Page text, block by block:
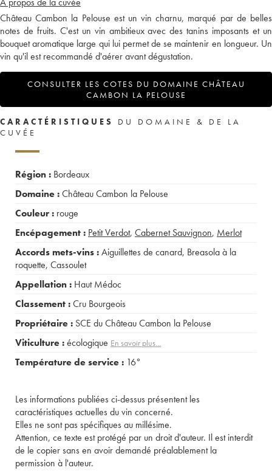
Château Cambon la Pelouse est un vin charnu, marqué par de belles
notes de fruits. C'est un vin ambitieux avec des tanins imposants et un
bouquet aromatique large qui lui permet de se maintenir en longueur. Un
vin qu'il est recommandé d'aérer avant dégustation.
CONSULTER LES COTES DU DOMAINE CHÂTEAU
CAMBON LA PELOUSE
CARACTÉRISTIQUES
DU DOMAINE & DE LA
CUVÉE
Région : Bordeaux
Domaine :Château Cambon la Pelouse
Couleur : rouge
Encépagement : Petit Verdot, Cabernet Sauvignon, Merlot
Accords mets-vins :Aiguillettes de canard, Breasola à la
roquette, Cassoulet
Appellation : Haut Médoc
Classement :Cru Bourgeois
Propriétaire : SCE du Château Cambon la Pelouse
Viticulture :écologique En savoir plus...
Température de service : 16°
Les informations publiées ci-dessus présentent les
caractéristiques actuelles du vin concerné.
Elles ne sont pas spécifiques au millésime.
Attention, ce texte est protégé par un droit d'auteur. Il est interdit
de le copier sans en avoir demandé préalablement la
permission à l'auteur.